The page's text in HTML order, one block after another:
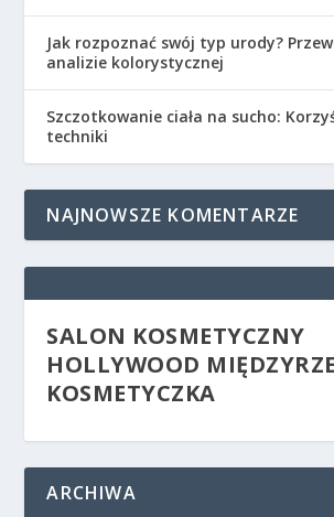
Jak rozpoznać swój typ urody?
analizie kolorystycznej
Szczotkowanie ciała na sucho:
techniki
NAJNOWSZE KOMENTARZE
SALON KOSMETYCZNY
HOLLYWOOD
KOSMETYCZKA
ARCHIWA